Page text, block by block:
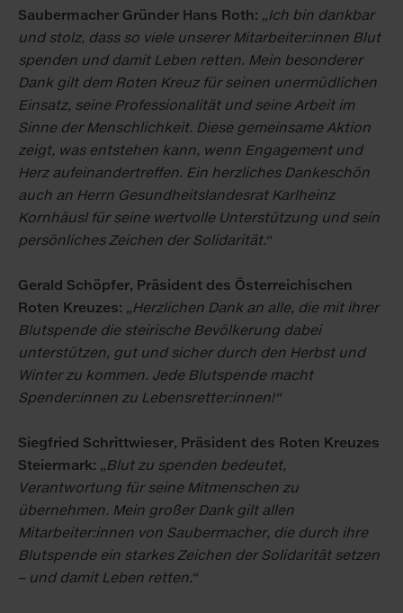
Saubermacher Gründer Hans Roth: „Ich bin dankbar
und stolz, dass so viele unserer Mitarbeiter:innen Blut
spenden und damit Leben retten. Mein besonderer
Dank gilt dem Roten Kreuz für seinen unermüdlichen
Einsatz, seine Professionalität und seine Arbeit im
Sinne der Menschlichkeit. Diese gemeinsame Aktion
zeigt, was entstehen kann, wenn Engagement und
Herz aufeinandertreffen. Ein herzliches Dankeschön
auch an Herrn Gesundheitslandesrat Karlheinz
Kornhäusl für seine wertvolle Unterstützung und sein
persönliches Zeichen der Solidarität.“
Gerald Schöpfer, Präsident des Österreichischen
Roten Kreuzes: „Herzlichen Dank an alle, die mit ihrer
Blutspende die steirische Bevölkerung dabei
unterstützen, gut und sicher durch den Herbst und
Winter zu kommen. Jede Blutspende macht
Spender:innen zu Lebensretter:innen!“
Siegfried Schrittwieser, Präsident des Roten Kreuzes
Steiermark: „Blut zu spenden bedeutet,
Verantwortung für seine Mitmenschen zu
übernehmen. Mein großer Dank gilt allen
Mitarbeiter:innen von Saubermacher, die durch ihre
Blutspende ein starkes Zeichen der Solidarität setzen
– und damit Leben retten.“